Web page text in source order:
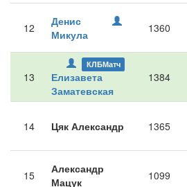
12
Денис
Микула
1360
13
КЛБМатч
Елизавета
Заматевская
1384
14 Цяк Александр 1365
15
Александр
Мацук
1099